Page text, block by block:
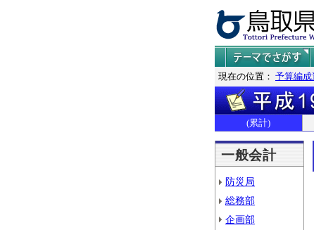
現在の位置： 予算編成
(累計)
一般会計
防災局
総務部
企画部